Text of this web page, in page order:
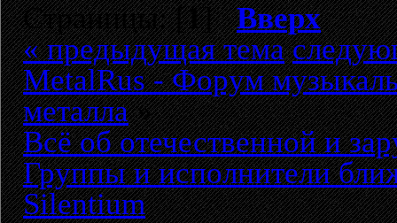
Страницы: [1]Вверх
« предыдущая тема
MetalRus - Форум
металла»
Всё об отечественной и
Группы и исполнители
Silentium